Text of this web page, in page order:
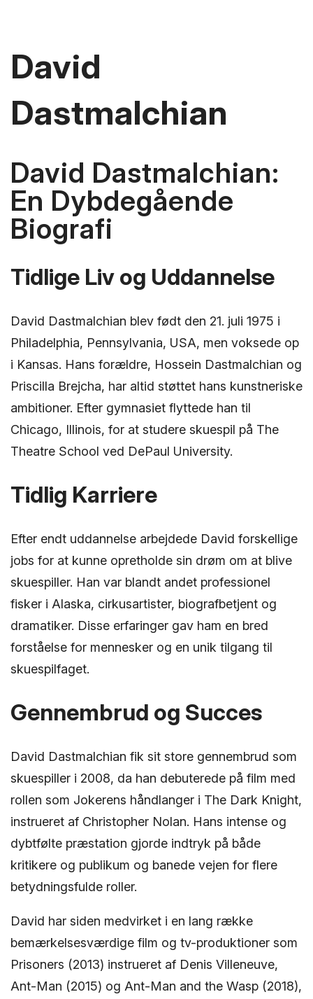
David
Dastmalchian
David Dastmalchian:
En Dybdegående
Biografi
Tidlige Liv og Uddannelse
David Dastmalchian blev født den 21. juli 1975 i
Philadelphia, Pennsylvania, USA, men voksede op
i Kansas. Hans forældre, Hossein Dastmalchian og
Priscilla Brejcha, har altid støttet hans kunstneriske
ambitioner. Efter gymnasiet flyttede han til
Chicago, Illinois, for at studere skuespil på The
Theatre School ved DePaul University.
Tidlig Karriere
Efter endt uddannelse arbejdede David forskellige
jobs for at kunne opretholde sin drøm om at blive
skuespiller. Han var blandt andet professionel
fisker i Alaska, cirkusartister, biografbetjent og
dramatiker. Disse erfaringer gav ham en bred
forståelse for mennesker og en unik tilgang til
skuespilfaget.
Gennembrud og Succes
David Dastmalchian fik sit store gennembrud som
skuespiller i 2008, da han debuterede på film med
rollen som Jokerens håndlanger i The Dark Knight,
instrueret af Christopher Nolan. Hans intense og
dybtfølte præstation gjorde indtryk på både
kritikere og publikum og banede vejen for flere
betydningsfulde roller.
David har siden medvirket i en lang række
bemærkelsesværdige film og tv-produktioner som
Prisoners (2013) instrueret af Denis Villeneuve,
Ant-Man (2015) og Ant-Man and the Wasp (2018),